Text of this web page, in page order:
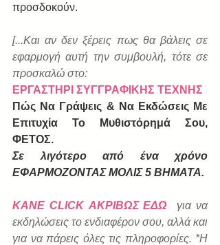
προσδοκούν.
[...Και αν δεν ξέρεις πως θα βάλεις σε
εφαρμογή αυτή την συμβουλή, τότε σε
προσκαλώ στο:
ΕΡΓΑΣΤΗΡΙ ΣΥΓΓΡΑΦΙΚΗΣ ΤΕΧΝΗΣ
Πώς Να Γράψεις & Να Εκδώσεις Με
Επιτυχία Το Μυθιστόρημά Σου,
ΦΕΤΟΣ.
Σε λιγότερο από ένα χρόνο
ΕΦΑΡΜΟΖΟΝΤΑΣ ΜΟΛΙΣ 5 ΒΗΜΑΤΑ.
ΚΑΝΕ CLICK ΑΚΡΙΒΩΣ ΕΔΩ
για να
εκδηλώσεις το ενδιαφέρον σου, αλλά και
για να πάρεις όλες τις πληροφορίες. *Η